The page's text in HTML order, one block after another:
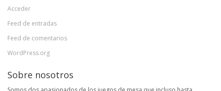
Acceder
Feed de entradas
Feed de comentarios
WordPress.org
Sobre nosotros